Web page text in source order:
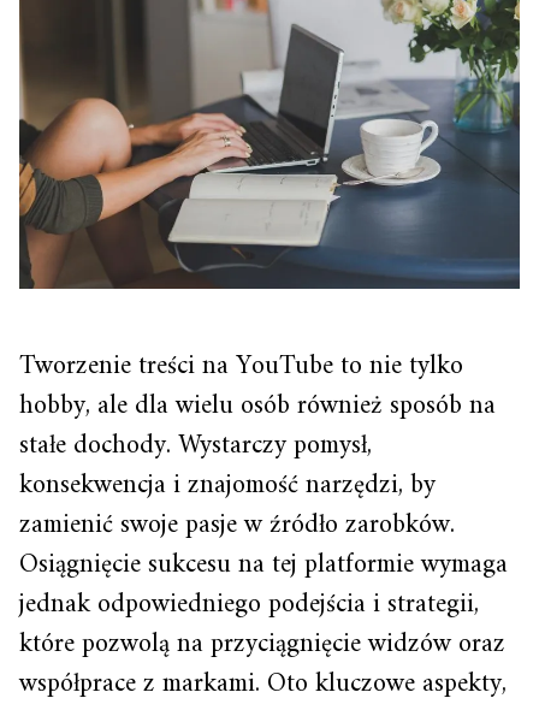
Tworzenie treści na YouTube to nie tylko
hobby, ale dla wielu osób również sposób na
stałe dochody. Wystarczy pomysł,
konsekwencja i znajomość narzędzi, by
zamienić swoje pasje w źródło zarobków.
Osiągnięcie sukcesu na tej platformie wymaga
jednak odpowiedniego podejścia i strategii,
które pozwolą na przyciągnięcie widzów oraz
współprace z markami. Oto kluczowe aspekty,